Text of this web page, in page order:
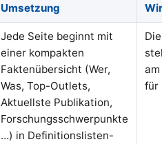
Umsetzung
Jede Seite beginnt mit
einer kompakten
Faktenübersicht (Wer,
Was, Top-Outlets,
Aktuellste Publikation,
Forschungsschwerpunkte
…) in Definitionslisten-
für